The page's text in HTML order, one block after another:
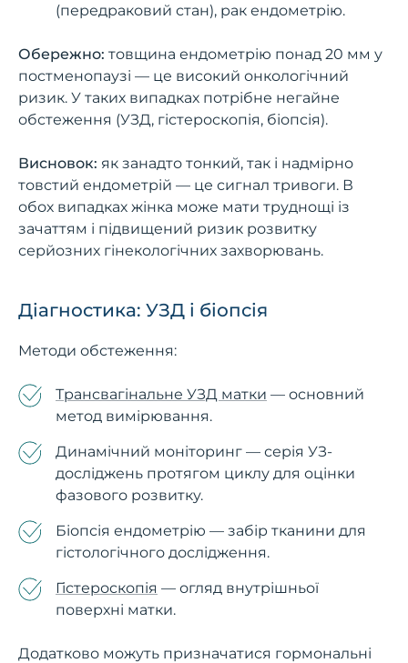
(передраковий стан), рак ендометрію.
Обережно: товщина ендометрію понад 20 мм у
постменопаузі — це високий онкологічний
ризик. У таких випадках потрібне негайне
обстеження (УЗД, гістероскопія, біопсія).
Висновок: як занадто тонкий, так і надмірно
товстий ендометрій — це сигнал тривоги. В
обох випадках жінка може мати труднощі із
зачаттям і підвищений ризик розвитку
серйозних гінекологічних захворювань.
Діагностика: УЗД і біопсія
Методи обстеження:
Трансвагінальне УЗД матки — основний
метод вимірювання.
Динамічний моніторинг — серія УЗ-
досліджень протягом циклу для оцінки
фазового розвитку.
Біопсія ендометрію — забір тканини для
гістологічного дослідження.
Гістероскопія — огляд внутрішньої
поверхні матки.
Додатково можуть призначатися гормональні